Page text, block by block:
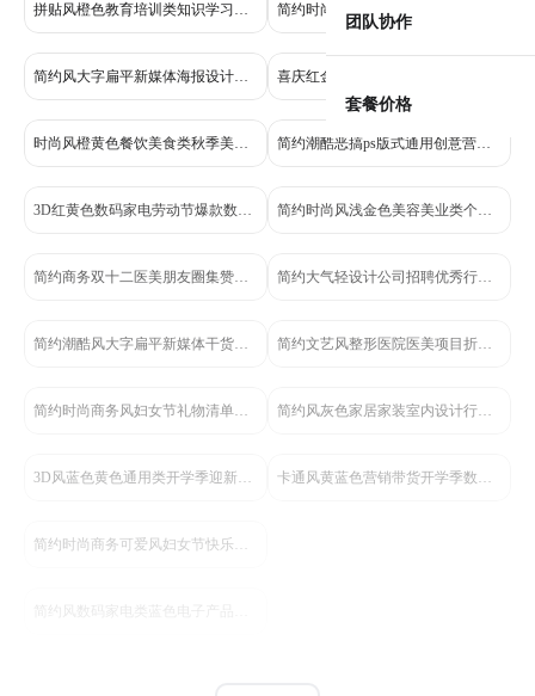
团队协作
套餐价格
拼贴风橙色教育培训类知识学习讲座通知宣传全屏手机海报
简约风大字扁平新媒体海报设计干货分享小红书封面
时尚风橙黄色餐饮美食类秋季美食市集活动营销手机海报
3D红黄色数码家电劳动节爆款数码好物放肆购电商竖版海报
简约商务双十二医美朋友圈集赞活动长图海报
简约潮酷风大字扁平新媒体干货分享小红书封面
简约时尚商务风妇女节礼物清单妇女节快乐手机海报
3D风蓝色黄色通用类开学季迎新活动通知手机全屏海报
简约时尚商务可爱风妇女节快乐礼物清单手机海报
简约潮酷恶搞ps版式通用创意营销手机海报
简约时尚风浅金色美容美业类个人营销简介介绍手机海报
简约大气轻设计公司招聘优秀行政人才宣传海报
简约文艺风整形医院医美项目折扣促销长图海报
简约风灰色家居家装室内设计行业招聘海报
卡通风黄蓝色营销带货开学季数码产品营销手机全屏海报